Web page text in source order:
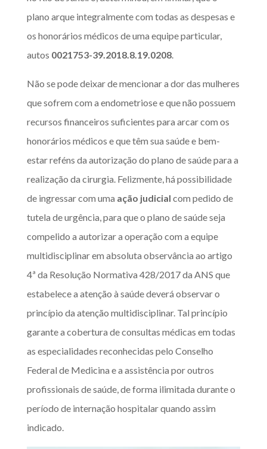
plano arque integralmente com todas as despesas e
os honorários médicos de uma equipe particular,
autos 0021753-39.2018.8.19.0208.
Não se pode deixar de mencionar a dor das mulheres
que sofrem com a endometriose e que não possuem
recursos financeiros suficientes para arcar com os
honorários médicos e que têm sua saúde e bem-
estar reféns da autorização do plano de saúde para a
realização da cirurgia. Felizmente, há possibilidade
de ingressar com uma ação judicial com pedido de
tutela de urgência, para que o plano de saúde seja
compelido a autorizar a operação com a equipe
multidisciplinar em absoluta observância ao artigo
4ª da Resolução Normativa 428/2017 da ANS que
estabelece a atenção à saúde deverá observar o
princípio da atenção multidisciplinar. Tal princípio
garante a cobertura de consultas médicas em todas
as especialidades reconhecidas pelo Conselho
Federal de Medicina e a assistência por outros
profissionais de saúde, de forma ilimitada durante o
período de internação hospitalar quando assim
indicado.